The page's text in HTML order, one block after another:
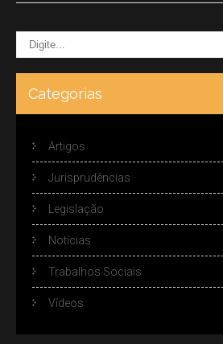
Categorias
Artigos
Jurisprudências
Legislação
Notícias
Trabalhos Sociais
Vídeos